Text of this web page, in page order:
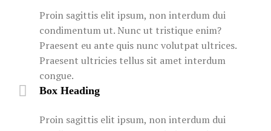
Proin sagittis elit ipsum, non interdum dui
condimentum ut. Nunc ut tristique enim?
Praesent eu ante quis nunc volutpat ultrices.
Praesent ultricies tellus sit amet interdum
congue.
Box Heading
Proin sagittis elit ipsum, non interdum dui